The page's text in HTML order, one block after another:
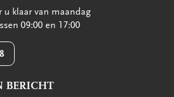
u klaar van maandag
09:00 en 17:00
BERICHT